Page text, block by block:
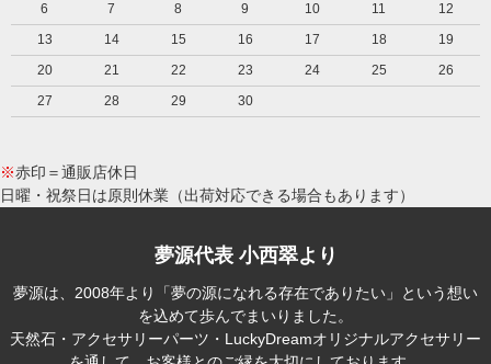
6
7 8 9 10 11
12
13
14 15 16 17 18
19
20
21 22 23 24 25
26
27
28 29 30
※赤印＝通販店休日
日曜・祝祭日は原則休業（出荷対応できる場合もあります）
夢源代表 小西翠より
夢源は、2008年より「夢の源になれる存在でありたい」という想い
を込めて歩んでまいりました。
天然石・アクセサリーパーツ・LuckyDreamオリジナルアクセサリー